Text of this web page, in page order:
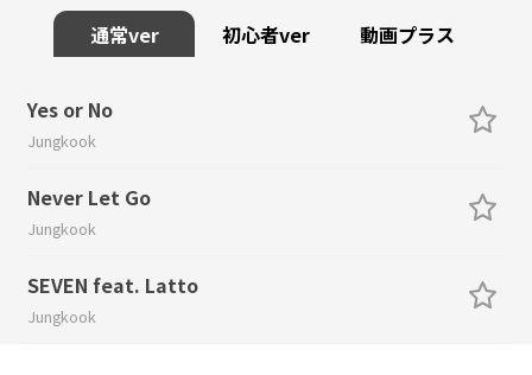
通常ver 初心者ver 動画プラス
Yes or No
Jungkook
Never Let Go
Jungkook
SEVEN feat. Latto
Jungkook